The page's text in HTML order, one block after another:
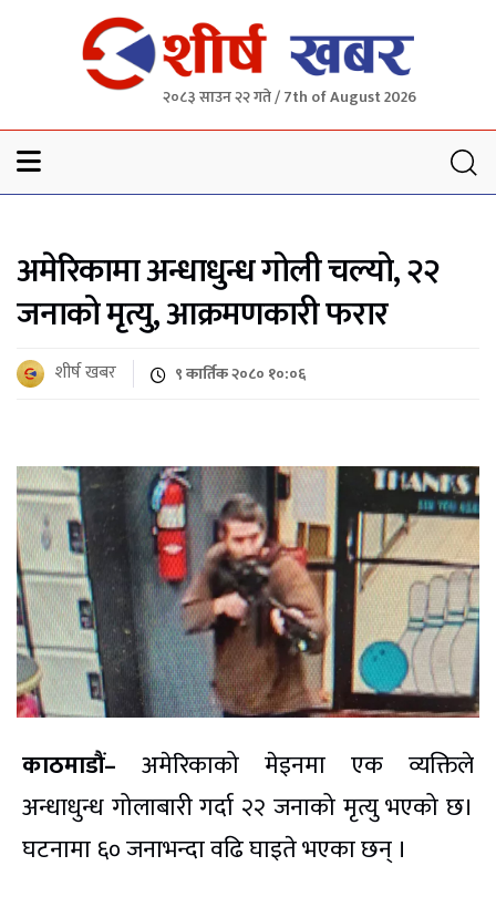
२०८३ साउन २२ गते / 7th of August 2026
अमेरिकामा अन्धाधुन्ध गोली चल्यो, २२
जनाको मृत्यु, आक्रमणकारी फरार
शीर्ष खबर ९ कार्तिक २०८० १०:०६
काठमाडौं– अमेरिकाको मेइनमा एक व्यक्तिले
अन्धाधुन्ध गोलाबारी गर्दा २२ जनाको मृत्यु भएको छ।
घटनामा ६० जनाभन्दा वढि घाइते भएका छन् ।